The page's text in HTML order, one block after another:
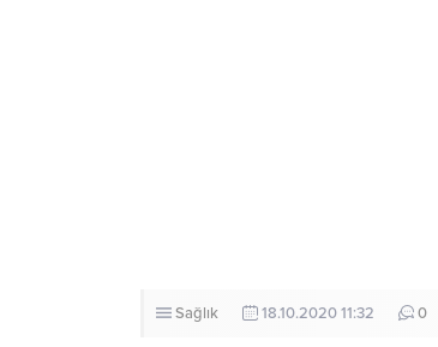
Sağlık 18.10.2020 11:32 0